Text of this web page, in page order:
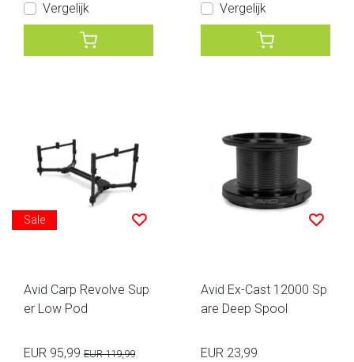
Vergelijk Vergelijk
Sale
Avid Carp Revolve Sup
er Low Pod
EUR 95,99 EUR 119,99
Avid Ex-Cast 12000 Sp
are Deep Spool
EUR 23,99